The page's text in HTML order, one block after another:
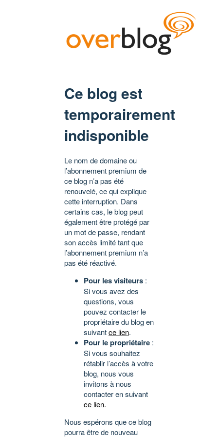
Ce blog est
temporairement
indisponible
Le nom de domaine ou
l’abonnement premium de
ce blog n’a pas été
renouvelé, ce qui explique
cette interruption. Dans
certains cas, le blog peut
également être protégé par
un mot de passe, rendant
son accès limité tant que
l’abonnement premium n’a
pas été réactivé.
Pour les visiteurs :
Si vous avez des
questions, vous
pouvez contacter le
propriétaire du blog en
suivantce lien.
Pour le propriétaire :
Si vous souhaitez
rétablir l’accès à votre
blog, nous vous
invitons à nous
contacter en suivant
ce lien.
Nous espérons que ce blog
pourra être de nouveau